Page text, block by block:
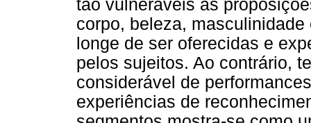
tão vulneráveis às
corpo, beleza,
longe de ser oferecidas e
pelos sujeitos. Ao contrário,
considerável de
experiências de